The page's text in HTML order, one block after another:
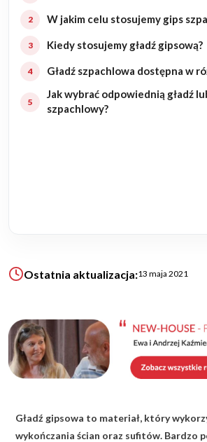
Rezydencje
Rozbudowa
Remonty
Ogrody
KALKULATOR BUDOWY
BLOG
O NAS
KONAKT
ZAPISZ SIĘ
W jakim celu stosujemy gips
Kiedy stosujemy gładź gipsową?
Gładź szpachlowa dostępna w
Jak wybrać odpowiednią gładź
szpachlowy?
Ostatnia aktualizacja:13 maja 2021
Gładź gipsowa to materiał, który
wykończania ścian oraz sufitów. Bardzo